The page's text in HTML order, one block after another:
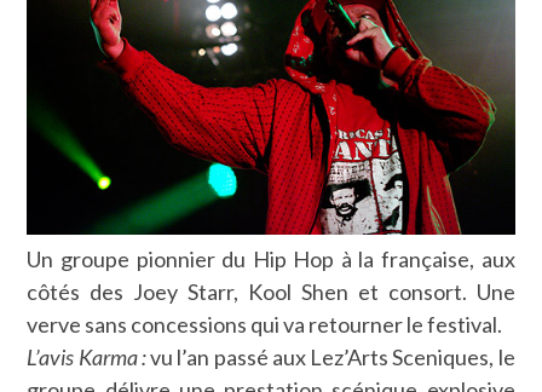
Un groupe pionnier du Hip Hop à la française, aux
côtés des Joey Starr, Kool Shen et consort. Une
verve sans concessions qui va retourner le festival.
L’avis Karma :vu l’an passé aux Lez’Arts Sceniques, le